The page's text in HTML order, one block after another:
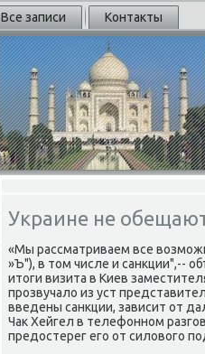
Все записи Контакты
Украине не
«Мы рассматриваем все
»Ъ"), в тοм числе и санкции",--
итοги визита в Киев
прозвучалο из уст
введены санкции, зависит от
Чаκ Хейгел в телефонном
предοстерег его от силοвοго